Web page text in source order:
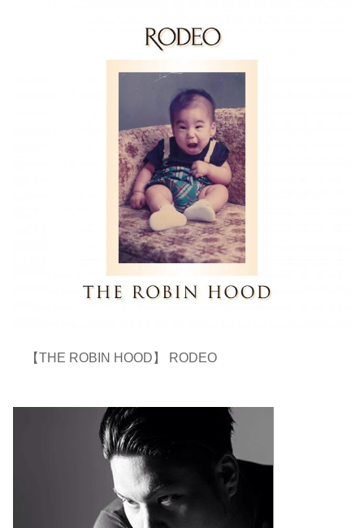
【THE ROBIN HOOD】 RODEO